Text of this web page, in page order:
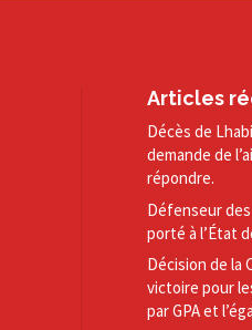
Articles
Décès de
demande de
répondre.
Défenseur
porté à l’État
Décision de la
victoire pour
par GPA et